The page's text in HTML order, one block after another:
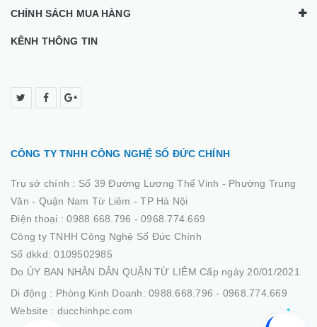
CHÍNH SÁCH MUA HÀNG
KÊNH THÔNG TIN
CÔNG TY TNHH CÔNG NGHỆ SỐ ĐỨC CHÍNH
Trụ sở chính : Số 39 Đường Lương Thế Vinh - Phường Trung
Văn - Quận Nam Từ Liêm - TP Hà Nội
Điện thoại :0988.668.796 - 0968.774.669
Công ty TNHH Công Nghệ Số Đức Chính
Số dkkd: 0109502985
Do ỦY BAN NHÂN DÂN QUẬN TỪ LIÊM Cấp ngày 20/01/2021
Di động : Phòng Kinh Doanh: 0988.668.796 - 0968.774.669
Website : ducchinhpc.com